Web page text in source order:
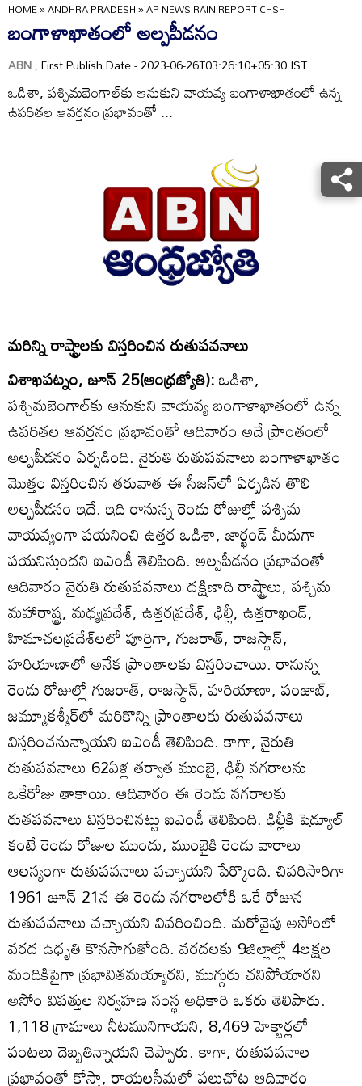
HOME»ANDHRA PRADESH»AP NEWS RAIN REPORT CHSH
బంగాళాఖాతంలో అల్పపీడనం
ABN, First Publish Date - 2023-06-26T03:26:10+05:30 IST
ఒడిశా, పశ్చిమబెంగాల్‌కు ఆనుకుని వాయవ్య బంగాళాఖాతంలో ఉన్న
ఉపరితల ఆవర్తనం ప్రభావంతో ...
మరిన్ని రాష్ట్రాలకు విస్తరించిన రుతుపవనాలు
విశాఖపట్నం, జూన్‌ 25(ఆంధ్రజ్యోతి):ఒడిశా,
పశ్చిమబెంగాల్‌కు ఆనుకుని వాయవ్య బంగాళాఖాతంలో ఉన్న
ఉపరితల ఆవర్తనం ప్రభావంతో ఆదివారం అదే ప్రాంతంలో
అల్పపీడనం ఏర్పడింది. నైరుతి రుతుపవనాలు బంగాళాఖాతం
మొత్తం విస్తరించిన తరువాత ఈ సీజన్‌లో ఏర్పడిన తొలి
అల్పపీడనం ఇదే. ఇది రానున్న రెండు రోజుల్లో పశ్చిమ
వాయవ్యంగా పయనించి ఉత్తర ఒడిశా, జార్ఖండ్‌ మీదుగా
పయనిస్తుందని ఐఎండీ తెలిపింది. అల్పపీడనం ప్రభావంతో
ఆదివారం నైరుతి రుతుపవనాలు దక్షిణాది రాష్ట్రాలు, పశ్చిమ
మహారాష్ట్ర, మధ్యప్రదేశ్‌, ఉత్తరప్రదేశ్‌, ఢిల్లీ, ఉత్తరాఖండ్‌,
హిమాచలప్రదేశ్‌లలో పూర్తిగా, గుజరాత్‌, రాజస్థాన్‌,
హరియాణాలో అనేక ప్రాంతాలకు విస్తరించాయి. రానున్న
రెండు రోజుల్లో గుజరాత్‌, రాజస్థాన్‌, హరియాణా, పంజాబ్‌,
జమ్మూకశ్మీర్‌లో మరికొన్ని ప్రాంతాలకు రుతుపవనాలు
విస్తరించనున్నాయని ఐఎండీ తెలిపింది. కాగా, నైరుతి
రుతుపవనాలు 62ఏళ్ల తర్వాత ముంబై, ఢిల్లీ నగరాలను
ఒకేరోజు తాకాయి. ఆదివారం ఈ రెండు నగరాలకు
రుతపవనాలు విస్తరించినట్టు ఐఎండీ తెలిపింది. ఢిల్లీకి షెడ్యూల్‌
కంటే రెండు రోజుల ముందు, ముంబైకి రెండు వారాలు
ఆలస్యంగా రుతుపవనాలు వచ్చాయని పేర్కొంది. చివరిసారిగా
1961 జూన్‌ 21న ఈ రెండు నగరాలలోకి ఒకే రోజున
రుతుపవనాలు వచ్చాయని వివరించింది. మరోవైపు అసోంలో
వరద ఉధృతి కొనసాగుతోంది. వరదలకు 9జిల్లాల్లో 4లక్షల
మందికిపైగా ప్రభావితమయ్యారని, ముగ్గురు చనిపోయారని
అసోం విపత్తుల నిర్వహణ సంస్థ అధికారి ఒకరు తెలిపారు.
1,118 గ్రామాలు నీటమునిగాయని, 8,469 హెక్టార్లలో
పంటలు దెబ్బతిన్నాయని చెప్పారు. కాగా, రుతుపవనాల
ప్రభావంతో కోస్తా, రాయలసీమలో పలుచోట్ల ఆదివారం